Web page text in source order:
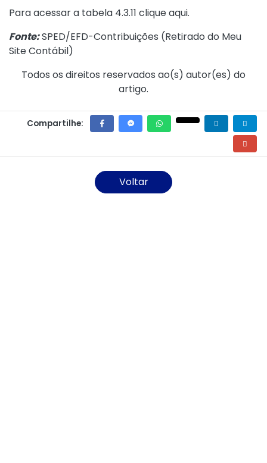
Para acessar a tabela 4.3.11 cliqueaqui.
Fonte:SPED/EFD-Contribuições (Retirado do Meu
Site Contábil)
Todos os direitos reservados ao(s) autor(es) do
artigo.
Compartilhe:
Voltar